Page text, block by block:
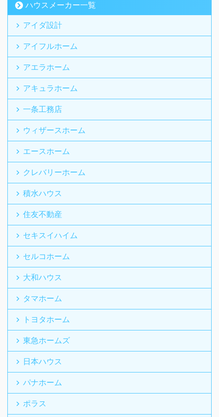
ハウスメーカー一覧
アイダ設計
アイフルホーム
アエラホーム
アキュラホーム
一条工務店
ウィザースホーム
エースホーム
クレバリーホーム
積水ハウス
住友不動産
セキスイハイム
セルコホーム
大和ハウス
タマホーム
トヨタホーム
東急ホームズ
日本ハウス
パナホーム
ポラス